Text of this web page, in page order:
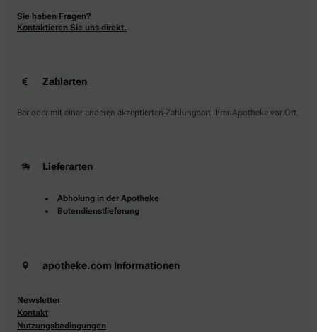
Sie haben Fragen?
Kontaktieren Sie uns direkt.
Zahlarten
Bar oder mit einer anderen akzeptierten Zahlungsart Ihrer Apotheke vor Ort.
Lieferarten
Abholung in der Apotheke
Botendienstlieferung
apotheke.com Informationen
Newsletter
Kontakt
Nutzungsbedingungen